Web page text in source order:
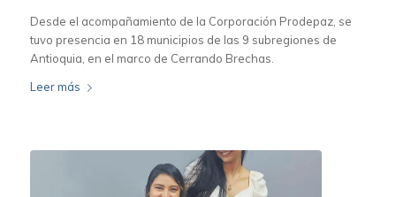
Desde el acompañamiento de la Corporación Prodepaz, se
tuvo presencia en 18 municipios de las 9 subregiones de
Antioquia, en el marco de Cerrando Brechas.
Leer más